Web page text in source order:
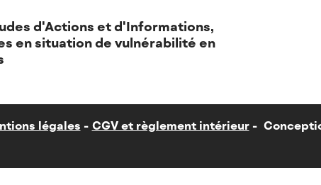
d'Actions et d'Informations,
en situation de vulnérabilité en
légales CGV et règlement intérieur